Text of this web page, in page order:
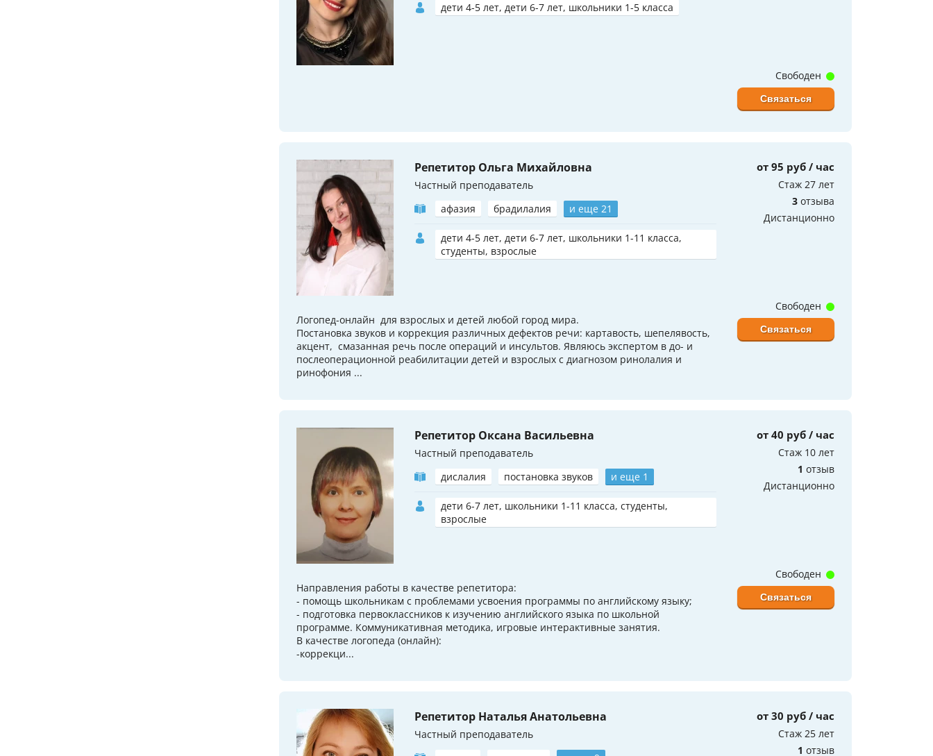
дети 4-5 лет, дети 6-7 лет, школьники 1-5 класса
Свободен
Связаться
Репетитор Ольга Михайловна
Частный преподаватель
афазия
брадилалия и еще 21
дети 4-5 лет, дети 6-7 лет, школьники 1-11 класса,
студенты, взрослые
от 95 руб / час
Стаж 27 лет
3 отзыва
Дистанционно
Логопед-онлайн для взрослых и детей любой город мира.
Постановка звуков и коррекция различных дефектов речи: картавость, шепелявость,
акцент, смазанная речь после операций и инсультов. Являюсь экспертом в до- и
послеоперационной реабилитации детей и взрослых с диагнозом ринолалия и
ринофония ...
Свободен
Связаться
Репетитор Оксана Васильевна
Частный преподаватель
дислалия
постановка звуков и еще 1
дети 6-7 лет, школьники 1-11 класса, студенты,
взрослые
от 40 руб / час
Стаж 10 лет
1 отзыв
Дистанционно
Направления работы в качестве репетитора:
- помощь школьникам с проблемами усвоения программы по английскому языку;
- подготовка первоклассников к изучению английского языка по школьной
программе. Коммуникативная методика, игровые интерактивные занятия.
В качестве логопеда (онлайн):
-коррекци...
Свободен
Связаться
Репетитор Наталья Анатольевна
Частный преподаватель
от 30 руб / час
Стаж 25 лет
1 отзыв